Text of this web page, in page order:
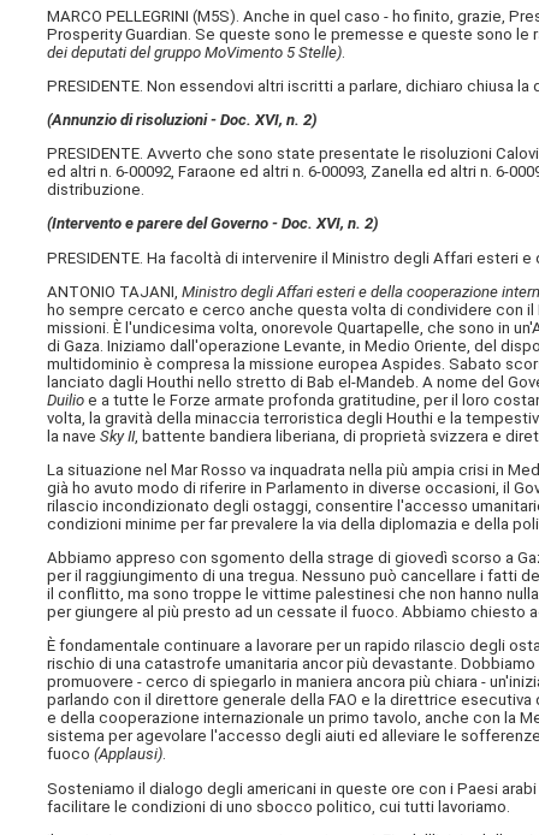
MARCO PELLEGRINI (M5S). Anche in quel caso - ho finito, grazie,
Prosperity Guardian. Se queste sono le premesse e queste sono
dei deputati del gruppo MoVimento 5 Stelle)
PRESIDENTE. Non essendovi altri iscritti a parlare, dichiaro chiusa la
(Annunzio di risoluzioni - Doc. XVI, n. 2)
PRESIDENTE. Avverto che sono state presentate le risoluzioni
ed altri n. 6-00092, Faraone ed altri n. 6-00093, Zanella ed altri n. 6-
distribuzione.
(Intervento e parere del Governo - Doc. XVI, n. 2)
PRESIDENTE. Ha facoltà di intervenire il Ministro degli Affari esteri
ANTONIO TAJANI, Ministro degli Affari esteri e della cooperazione
ho sempre cercato e cerco anche questa volta di condividere con
missioni. È l'undicesima volta, onorevole Quartapelle, che sono in
di Gaza. Iniziamo dall'operazione Levante, in Medio Oriente, del
multidominio è compresa la missione europea Aspides. Sabato
lanciato dagli Houthi nello stretto di Bab el-Mandeb. A nome del
Duilio e a tutte le Forze armate profonda gratitudine, per il loro
volta, la gravità della minaccia terroristica degli Houthi e la
la naveSky II, battente bandiera liberiana, di proprietà svizzera e
La situazione nel Mar Rosso va inquadrata nella più ampia crisi in
già ho avuto modo di riferire in Parlamento in diverse occasioni, il
rilascio incondizionato degli ostaggi, consentire l'accesso
condizioni minime per far prevalere la via della diplomazia e della
Abbiamo appreso con sgomento della strage di giovedì scorso a
per il raggiungimento di una tregua. Nessuno può cancellare i fatti
il conflitto, ma sono troppe le vittime palestinesi che non hanno
per giungere al più presto ad un cessate il fuoco. Abbiamo chiesto
È fondamentale continuare a lavorare per un rapido rilascio degli
rischio di una catastrofe umanitaria ancor più devastante.
promuovere - cerco di spiegarlo in maniera ancora più chiara -
parlando con il direttore generale della FAO e la direttrice
e della cooperazione internazionale un primo tavolo, anche con la
sistema per agevolare l'accesso degli aiuti ed alleviare le
fuoco(Applausi).
Sosteniamo il dialogo degli americani in queste ore con i Paesi
facilitare le condizioni di uno sbocco politico, cui tutti lavoriamo.